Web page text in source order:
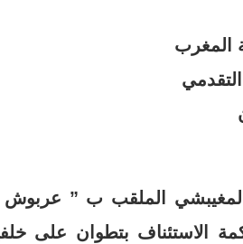
المغرب
الرفيق محمد المغيبشي الملقب ب ”
الاستئناف بتطوان على